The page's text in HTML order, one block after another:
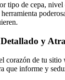
tipo de cepa,
y
corazón de tu
que informe y